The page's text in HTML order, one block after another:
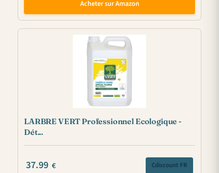
Acheter sur Amazon
LARBRE VERT Professionnel Ecologique -
Dét...
37.99 € Cdiscount FR